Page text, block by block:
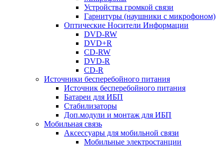
Устройства громкой связи
Гарнитуры (наушники с микрофоном)
Оптические Носители Информации
DVD-RW
DVD+R
CD-RW
DVD-R
CD-R
Источники бесперебойного питания
Источник бесперебойного питания
Батареи для ИБП
Стабилизаторы
Доп.модули и монтаж для ИБП
Мобильная связь
Аксессуары для мобильной связи
Мобильные электростанции